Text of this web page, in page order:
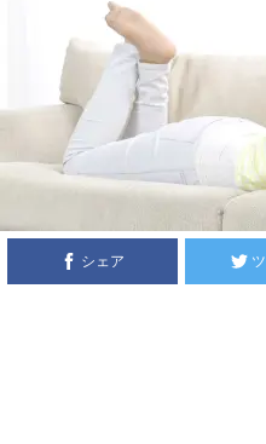
シェア